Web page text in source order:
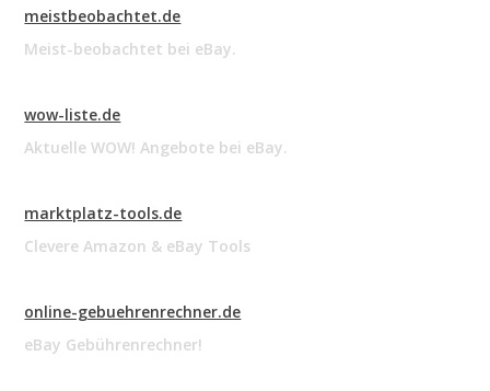
meistbeobachtet.de
Meist-beobachtet bei eBay.
wow-liste.de
Aktuelle WOW! Angebote bei eBay.
marktplatz-tools.de
Clevere Amazon & eBay Tools
online-gebuehrenrechner.de
eBay Gebührenrechner!